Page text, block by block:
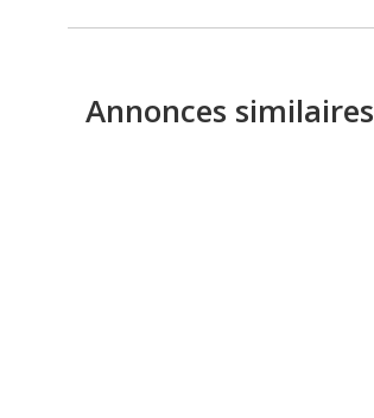
Annonces similaires